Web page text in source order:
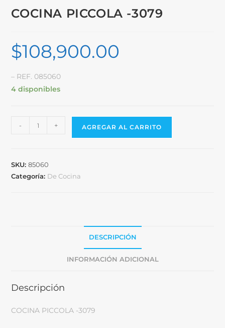
COCINA PICCOLA -3079
$108,900.00
– REF. 085060
4 disponibles
- + AGREGAR AL CARRITO
SKU:85060
Categoría: De Cocina
DESCRIPCIÓN
INFORMACIÓN ADICIONAL
Descripción
COCINA PICCOLA -3079